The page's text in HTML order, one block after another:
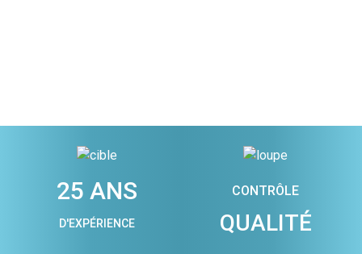
25 ANS
D'EXPÉRIENCE
CONTRÔLE
QUALITÉ